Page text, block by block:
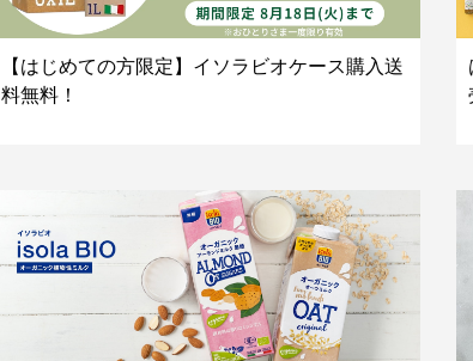
【はじめての方限定】イソラビオケース購入送
料無料！